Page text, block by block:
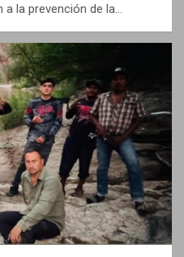
la prevención de la…